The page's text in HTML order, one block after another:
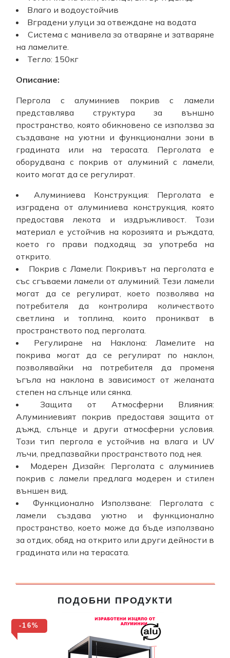
Влаго и водоустойчив
Вградени улуци за отвеждане на водата
Система с манивела за отваряне и затваряне
на ламелите.
Тегло: 150кг
Описание:
Пергола с алуминиев покрив с ламели
представлява структура за външно
пространство, която обикновено се използва за
създаване на уютни и функционални зони в
градината или на терасата. Перголата е
оборудвана с покрив от алуминий с ламели,
които могат да се регулират.
Алуминиева Конструкция: Перголата е
изградена от алуминиева конструкция, която
предоставя лекота и издръжливост. Този
материал е устойчив на корозията и ръждата,
което го прави подходящ за употреба на
открито.
Покрив с Ламели: Покривът на перголата е
със сгъваеми ламели от алуминий. Тези ламели
могат да се регулират, което позволява на
потребителя да контролира количеството
светлина и топлина, които проникват в
пространството под перголата.
Регулиране на Наклона: Ламелите на
покрива могат да се регулират по наклон,
позволявайки на потребителя да променя
ъгъла на наклона в зависимост от желаната
степен на слънце или сянка.
Защита от Атмосферни Влияния:
Алуминиевият покрив предоставя защита от
дъжд, слънце и други атмосферни условия.
Този тип пергола е устойчив на влага и UV
лъчи, предпазвайки пространството под нея.
Модерен Дизайн: Перголата с алуминиев
покрив с ламели предлага модерен и стилен
външен вид.
Функционално Използване: Перголата с
ламели създава уютно и функционално
пространство, което може да бъде използвано
за отдих, обяд на открито или други дейности в
градината или на терасата.
ПОДОБНИ ПРОДУКТИ
-16%